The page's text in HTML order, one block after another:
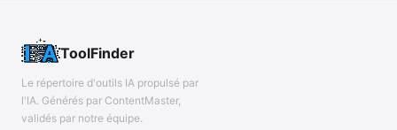
ToolFinder
Le répertoire d'outils IA propulsé par
l'IA. Générés par ContentMaster,
validés par notre équipe.